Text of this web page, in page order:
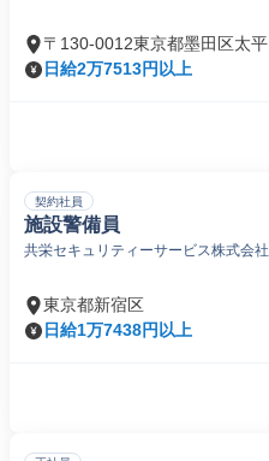
〒130-0012東京都墨田区太平
日給2万7513円以上
契約社員
施設警備員
共栄セキュリティーサービス株式会社
東京都新宿区
日給1万7438円以上